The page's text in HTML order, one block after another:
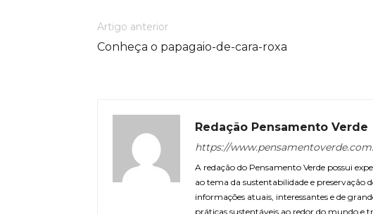
Artigo anterior
Conheça o papagaio-de-cara-roxa
Redação Pensamento Verde
https://
A redação do Pensamento Verde possui
ao tema da sustentabilidade e preservação
informações atuais, interessantes e de
práticas sustentáveis ao redor do mundo e